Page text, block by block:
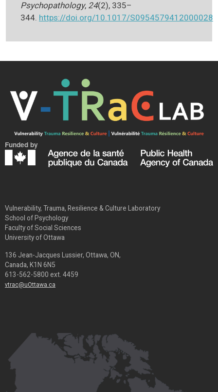
Psychopathology, 24(2), 335–
344. https://doi.org/10.1017/S0954579412000028
Funded by
Vulnerability, Trauma, Resilience & Culture Laboratory
School of Psychology
Faculty of Social Sciences
University of Ottawa
136 Jean-Jacques Lussier, Ottawa, ON,
Canada, K1N 6N5
613-562-5800 ext. 4459
vtrac@uOttawa.ca